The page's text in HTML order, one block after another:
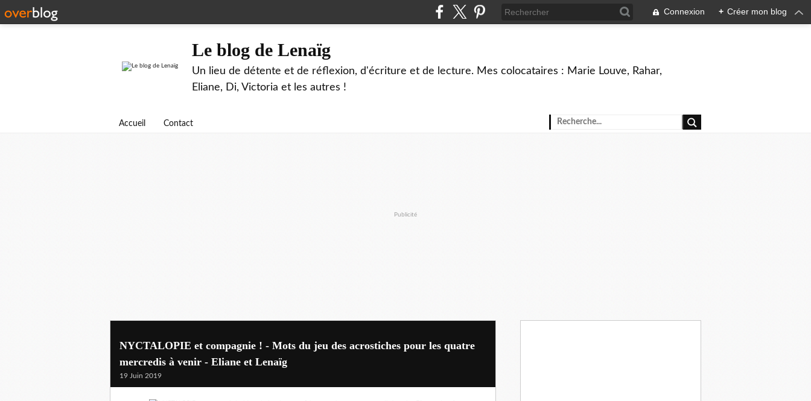
Connexion + Créer mon blog
Le blog de Lenaïg
Un lieu de détente et de réflexion, d'écriture et de lecture. Mes colocataires : Marie Louve, Rahar,
Eliane, Di, Victoria et les autres !
Accueil Contact
Publicité
NYCTALOPIE et compagnie ! - Mots du jeu des acrostiches pour les quatre
mercredis à venir - Eliane et Lenaïg
19 Juin 2019